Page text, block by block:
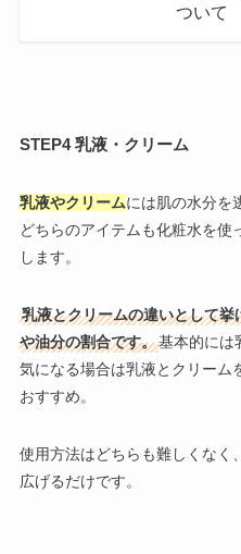
ついて
STEP4 乳液・クリーム
乳液やクリームには肌の水分を
どちらのアイテムも化粧水を使
します。
乳液とクリームの違いとして
や油分の割合です。基本的には
気になる場合は乳液とクリーム
おすすめ。
使用方法はどちらも難しくなく
広げるだけです。